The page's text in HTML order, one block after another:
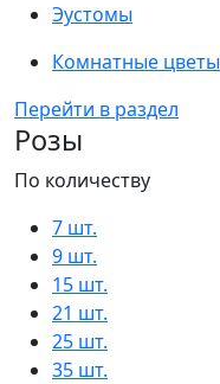
Эустомы
Комнатные цветы
Перейти в раздел
Розы
По количеству
7 шт.
9 шт.
15 шт.
21 шт.
25 шт.
35 шт.